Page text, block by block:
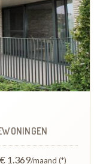
1.369/maand (*)